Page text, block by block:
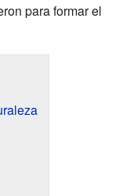
para formar el